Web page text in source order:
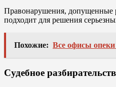
Правонарушения, допущенные
подходит для решения
Похожие: Все офисы
Судебное